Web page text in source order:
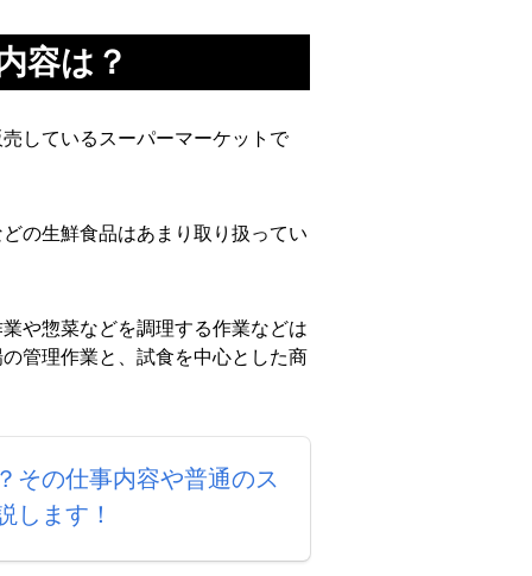
容は？
しているスーパーマーケットで
の生鮮食品はあまり取り扱ってい
や惣菜などを調理する作業などは
管理作業と、試食を中心とした商
その仕事内容や普通のス
します！